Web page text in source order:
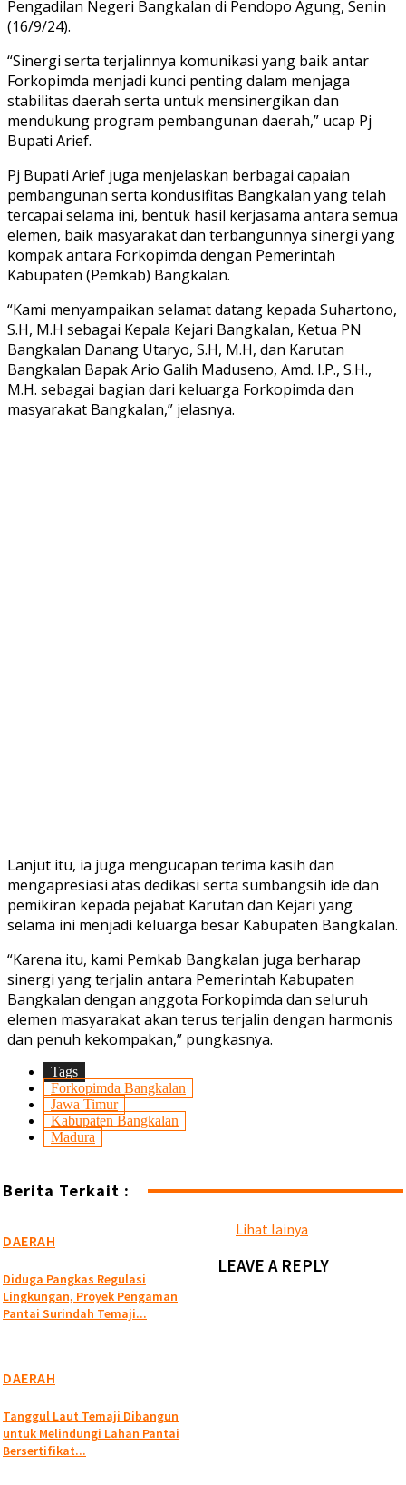
Pengadilan Negeri Bangkalan di Pendopo Agung, Senin
(16/9/24).
“Sinergi serta terjalinnya komunikasi yang baik antar
Forkopimda menjadi kunci penting dalam menjaga
stabilitas daerah serta untuk mensinergikan dan
mendukung program pembangunan daerah,” ucap Pj
Bupati Arief.
Pj Bupati Arief juga menjelaskan berbagai capaian
pembangunan serta kondusifitas Bangkalan yang telah
tercapai selama ini, bentuk hasil kerjasama antara semua
elemen, baik masyarakat dan terbangunnya sinergi yang
kompak antara Forkopimda dengan Pemerintah
Kabupaten (Pemkab) Bangkalan.
“Kami menyampaikan selamat datang kepada Suhartono,
S.H, M.H sebagai Kepala Kejari Bangkalan, Ketua PN
Bangkalan Danang Utaryo, S.H, M.H, dan Karutan
Bangkalan Bapak Ario Galih Maduseno, Amd. I.P., S.H.,
M.H. sebagai bagian dari keluarga Forkopimda dan
masyarakat Bangkalan,” jelasnya.
Lanjut itu, ia juga mengucapan terima kasih dan
mengapresiasi atas dedikasi serta sumbangsih ide dan
pemikiran kepada pejabat Karutan dan Kejari yang
selama ini menjadi keluarga besar Kabupaten Bangkalan.
“Karena itu, kami Pemkab Bangkalan juga berharap
sinergi yang terjalin antara Pemerintah Kabupaten
Bangkalan dengan anggota Forkopimda dan seluruh
elemen masyarakat akan terus terjalin dengan harmonis
dan penuh kekompakan,” pungkasnya.
Tags
Forkopimda Bangkalan
Jawa Timur
Kabupaten Bangkalan
Madura
Berita Terkait :
DAERAH
Diduga Pangkas Regulasi
Lingkungan, Proyek Pengaman
Pantai Surindah Temaji...
DAERAH
Tanggul Laut Temaji Dibangun
untuk Melindungi Lahan Pantai
Bersertifikat...
Lihat lainya
LEAVE A REPLY